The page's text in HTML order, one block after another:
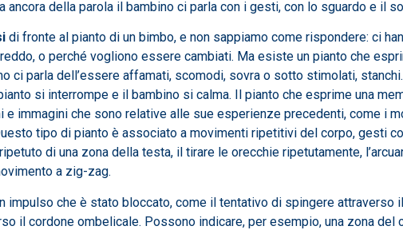
ancora della parola il bambino ci parla con i gesti, con lo sguardo e il
di fronte al pianto di un bimbo, e non sappiamo come rispondere: ci
o perché vogliono essere cambiati. Ma esiste un pianto che
ci parla dell’essere affamati, scomodi, sovra o sotto stimolati,
si interrompe e il bambino si calma. Il pianto che esprime una
e immagini che sono relative alle sue esperienze precedenti, come i
tipo di pianto è associato a movimenti ripetitivi del corpo, gesti
di una zona della testa, il tirare le orecchie ripetutamente,
a zig-zag.
impulso che è stato bloccato, come il tentativo di spingere attraverso
il cordone ombelicale. Possono indicare, per esempio, una zona del